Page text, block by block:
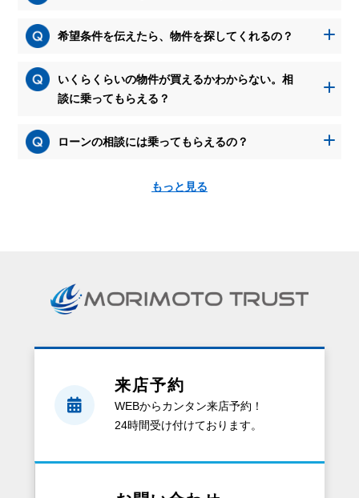
希望条件を伝えたら、物件を探してくれるの？
いくらくらいの物件が買えるかわからない。相
談に乗ってもらえる？
ローンの相談には乗ってもらえるの？
もっと見る
求
を
る
ん
料
来店予約
WEBからカンタン来店予約！
24時間受け付けております。